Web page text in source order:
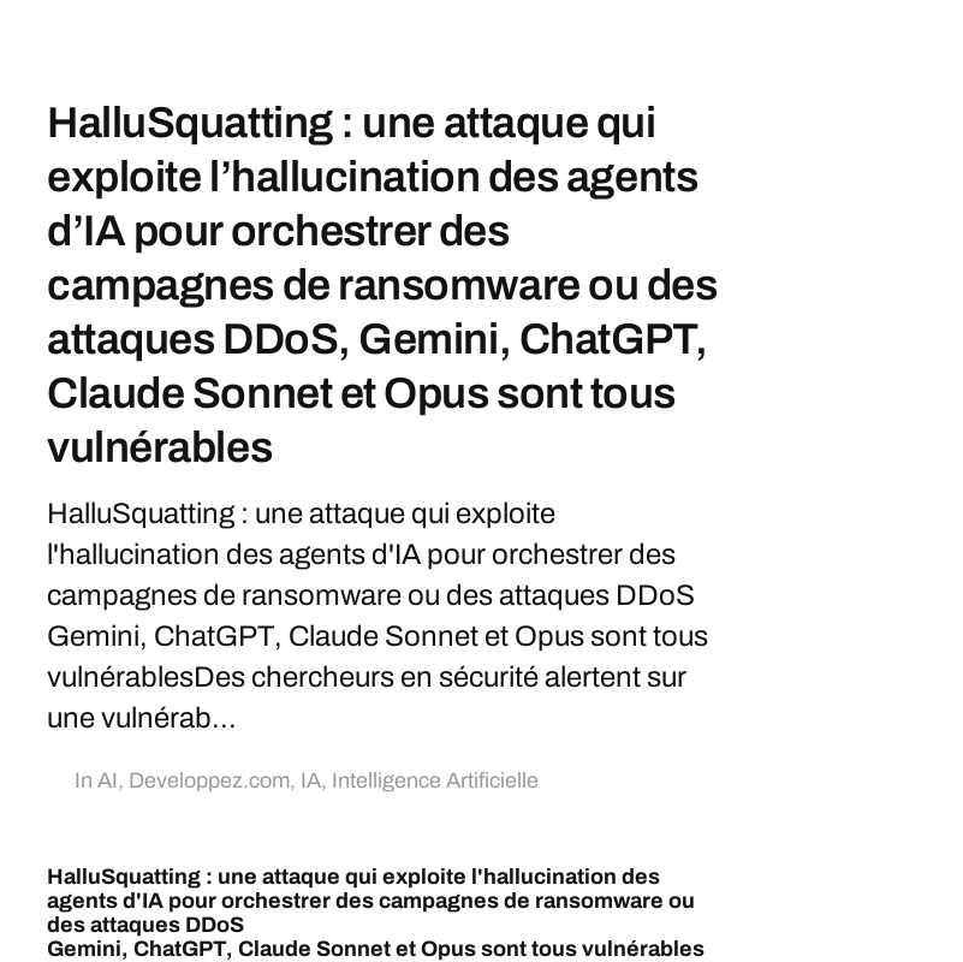
HalluSquatting : une attaque qui
exploite l’hallucination des agents
d’IA pour orchestrer des
campagnes de ransomware ou des
attaques DDoS, Gemini, ChatGPT,
Claude Sonnet et Opus sont tous
vulnérables
HalluSquatting : une attaque qui exploite
l'hallucination des agents d'IA pour orchestrer des
campagnes de ransomware ou des attaques DDoS
Gemini, ChatGPT, Claude Sonnet et Opus sont tous
vulnérablesDes chercheurs en sécurité alertent sur
une vulnérab...
In AI, Developpez.com, IA, Intelligence Artificielle
HalluSquatting : une attaque qui exploite l'hallucination des
agents d'IA pour orchestrer des campagnes de ransomware ou
des attaques DDoS
Gemini, ChatGPT, Claude Sonnet et Opus sont tous vulnérables